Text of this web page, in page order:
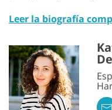
Leer la biografía